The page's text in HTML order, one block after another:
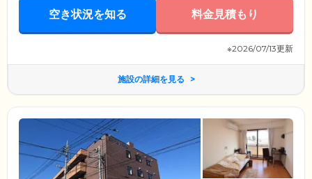
空き状況を知る 料金見積もり
※2026/07/13更新
施設の詳細を見る